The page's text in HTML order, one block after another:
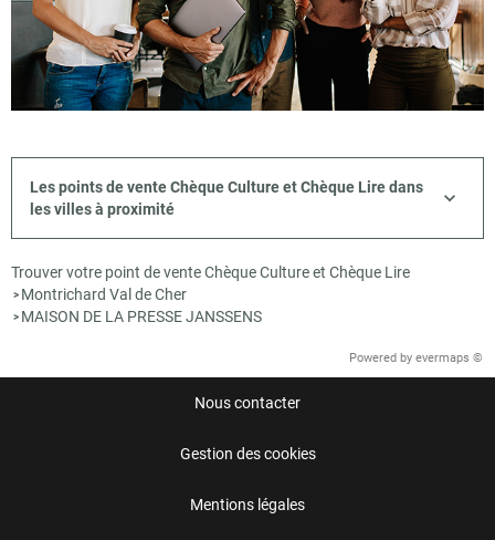
Les points de vente Chèque Culture et Chèque Lire dans
les villes à proximité
Trouver votre point de vente Chèque Culture et Chèque Lire
> Montrichard Val de Cher
> MAISON DE LA PRESSE JANSSENS
Powered by evermaps ©
Nous contacter
Gestion des cookies
Mentions légales